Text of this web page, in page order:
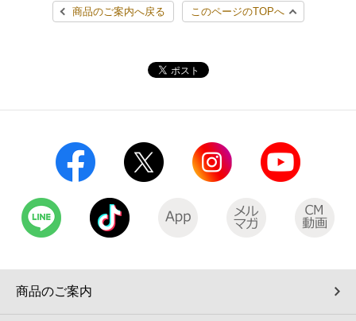
チケット
行政サービス
学び・教育
各種料金のお支払い
オンラインフォトサービス
宅配ロッカー（店舗限定）
CNプレイガイド
国内店舗数
データで見るセブン‐イレブン
セブン-イレブンの横顔
4VISIONS
報告書ライブラリー
English (Corporate)
ภาษาไทย(บริการ)
商品のご案内へ戻る このページのTOPへ
商品のご案内